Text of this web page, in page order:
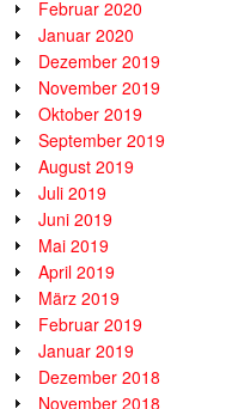
Februar 2020
Januar 2020
Dezember 2019
November 2019
Oktober 2019
September 2019
August 2019
Juli 2019
Juni 2019
Mai 2019
April 2019
März 2019
Februar 2019
Januar 2019
Dezember 2018
November 2018